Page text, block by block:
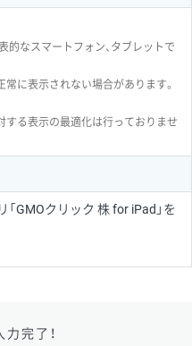
的なスマートフォン、タブレットで
に表示されない場合があります。
する表示の最適化は行っておりませ
GMOクリック 株 for iPad」を
完了！